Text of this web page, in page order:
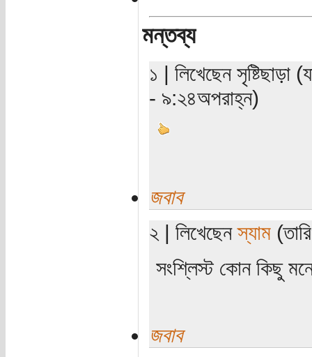
মন্তব্য
১ | লিখেছেন সৃষ্টিছাড়া
- ৯:২৪অপরাহ্ন)
জবাব
২ | লিখেছেনস্যাম
সংশ্লিস্ট কোন কিছু
জবাব